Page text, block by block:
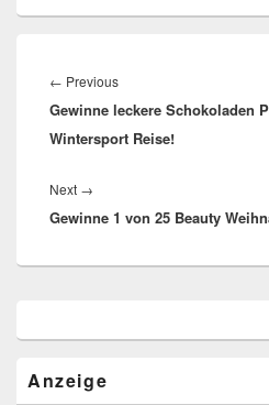
← PreviousPrevious
post:
Gewinne leckere Schokoladen
Wintersport Reise!
Next →
post:
Gewinne 1 von 25 Beauty
Widget-
Anzeige